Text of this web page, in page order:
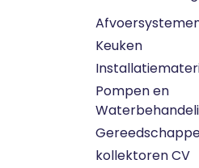
Keuken
Pompen en
kollektoren CV